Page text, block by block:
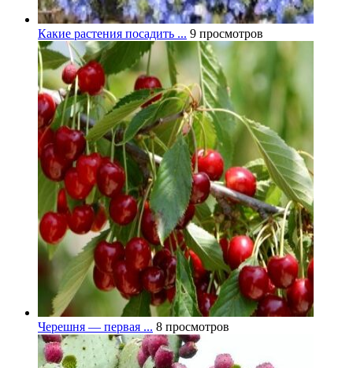
Какие растения посадить ... 9 просмотров
Черешня — первая ... 8 просмотров